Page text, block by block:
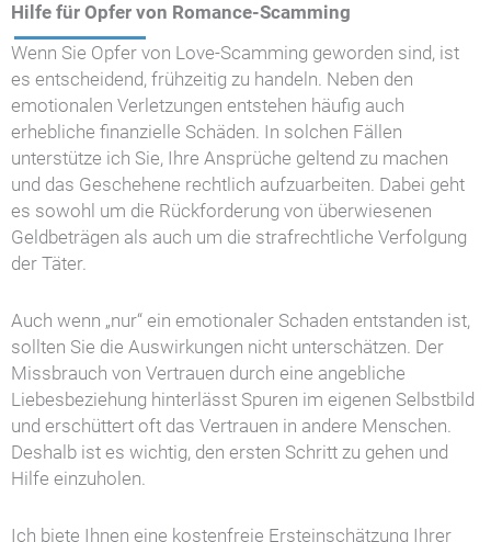
Hilfe für Opfer von Romance-Scamming
Wenn Sie Opfer von Love-Scamming geworden sind, ist
es entscheidend, frühzeitig zu handeln. Neben den
emotionalen Verletzungen entstehen häufig auch
erhebliche finanzielle Schäden. In solchen Fällen
unterstütze ich Sie, Ihre Ansprüche geltend zu machen
und das Geschehene rechtlich aufzuarbeiten. Dabei geht
es sowohl um die Rückforderung von überwiesenen
Geldbeträgen als auch um die strafrechtliche Verfolgung
der Täter.
Auch wenn „nur“ ein emotionaler Schaden entstanden ist,
sollten Sie die Auswirkungen nicht unterschätzen. Der
Missbrauch von Vertrauen durch eine angebliche
Liebesbeziehung hinterlässt Spuren im eigenen Selbstbild
und erschüttert oft das Vertrauen in andere Menschen.
Deshalb ist es wichtig, den ersten Schritt zu gehen und
Hilfe einzuholen.
Ich biete Ihnen eine kostenfreie Ersteinschätzung Ihrer